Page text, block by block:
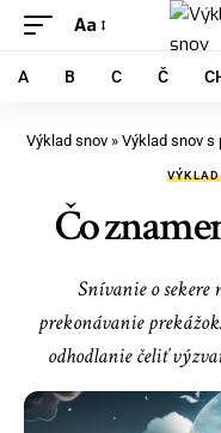
Aa
A B C Č
Výklad snov » Výklad snov s
Čo
Snívanie o sekere
prekonávanie
odhodlanie čeliť